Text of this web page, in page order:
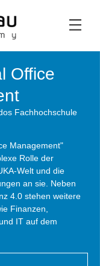
Office
Fachhochschule
Management"
Rolle der
Welt und die
an sie. Neben
4.0 stehen weitere
Finanzen,
IT auf dem